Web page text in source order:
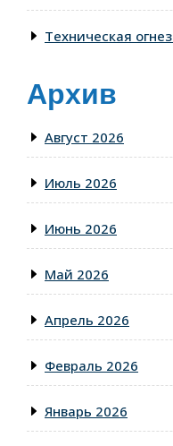
Техническая
Архив
Август 2026
Июль 2026
Июнь 2026
Май 2026
Апрель 2026
Февраль 2026
Январь 2026